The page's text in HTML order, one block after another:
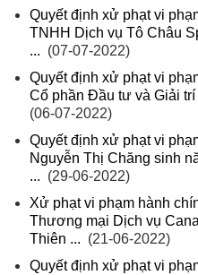
Quyết định xử phạt vi
TNHH Dịch vụ Tô Châu
... (07-07-2022)
Quyết định xử phạt vi
Cổ phần Đầu tư và Giải trí
(06-07-2022)
Quyết định xử phạt vi
Nguyễn Thị Chăng sinh
... (29-06-2022)
Xử phạt vi phạm hành
Thương mại Dịch vụ
Thiên ... (21-06-2022)
Quyết định xử phạt vi